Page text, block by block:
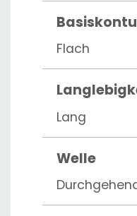
Flach
Lang
Welle